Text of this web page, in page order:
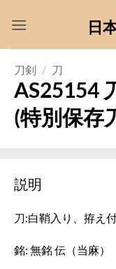
日
刀剣 / 刀
AS25154
(特別保存
説明
刀:白鞘入り、拵え
銘: 無銘 伝（当麻）